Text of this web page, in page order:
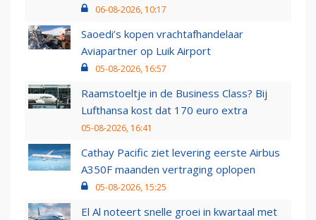
06-08-2026, 10:17
Saoedi’s kopen vrachtafhandelaar
Aviapartner op Luik Airport
05-08-2026, 16:57
Raamstoeltje in de Business Class? Bij
Lufthansa kost dat 170 euro extra
05-08-2026, 16:41
Cathay Pacific ziet levering eerste Airbus
A350F maanden vertraging oplopen
05-08-2026, 15:25
El Al noteert snelle groei in kwartaal met